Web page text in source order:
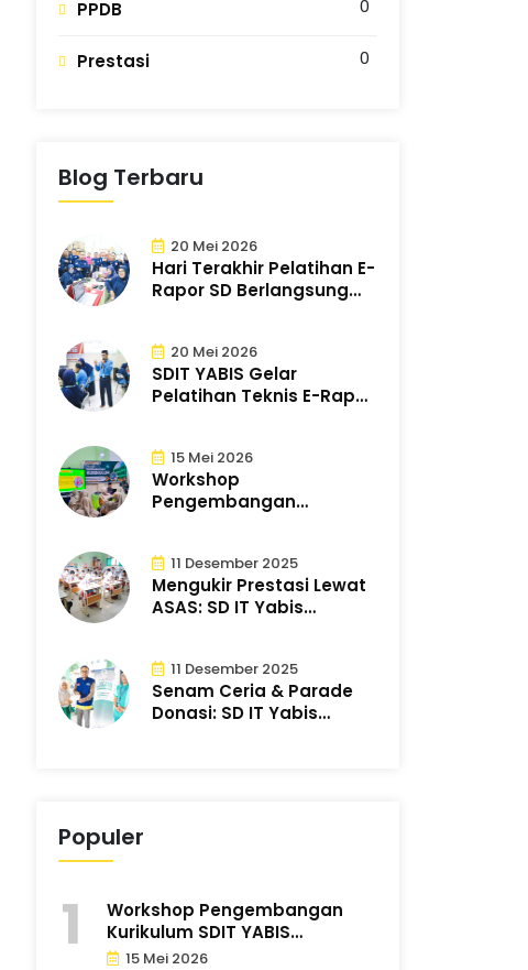
PPDB 0
Prestasi 0
Blog Terbaru
20 Mei 2026
Hari Terakhir Pelatihan E-
Rapor SD Berlangsung
20 Mei 2026
SDIT YABIS Gelar
Pelatihan Teknis E-Rapor
15 Mei 2026
Workshop
Pengembangan
11 Desember 2025
Mengukir Prestasi Lewat
ASAS: SD IT Yabis
11 Desember 2025
Senam Ceria & Parade
Donasi: SD IT Yabis
Populer
Workshop Pengembangan
Kurikulum SDIT YABIS
Tingkatkan K..
15 Mei 2026